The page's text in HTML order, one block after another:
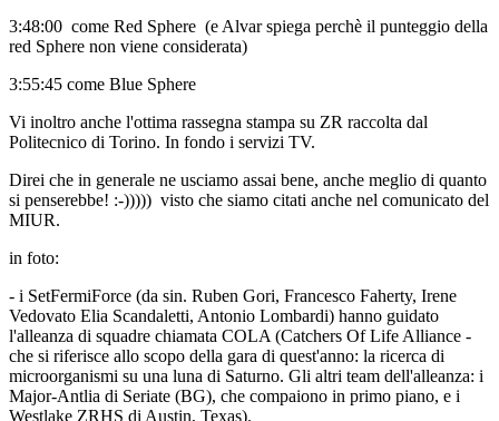
3:48:00 come Red Sphere (e Alvar spiega perchè il punteggio della
red Sphere non viene considerata)
3:55:45 come Blue Sphere
Vi inoltro anche l'ottima rassegna stampa su ZR raccolta dal
Politecnico di Torino. In fondo i servizi TV.
Direi che in generale ne usciamo assai bene, anche meglio di quanto
si penserebbe! :-))))) visto che siamo citati anche nel comunicato del
MIUR.
in foto:
- i SetFermiForce (da sin. Ruben Gori, Francesco Faherty, Irene
Vedovato Elia Scandaletti, Antonio Lombardi) hanno guidato
l'alleanza di squadre chiamata COLA (Catchers Of Life Alliance -
che si riferisce allo scopo della gara di quest'anno: la ricerca di
microorganismi su una luna di Saturno. Gli altri team dell'alleanza: i
Major-Antlia di Seriate (BG), che compaiono in primo piano, e i
Westlake ZRHS di Austin, Texas).